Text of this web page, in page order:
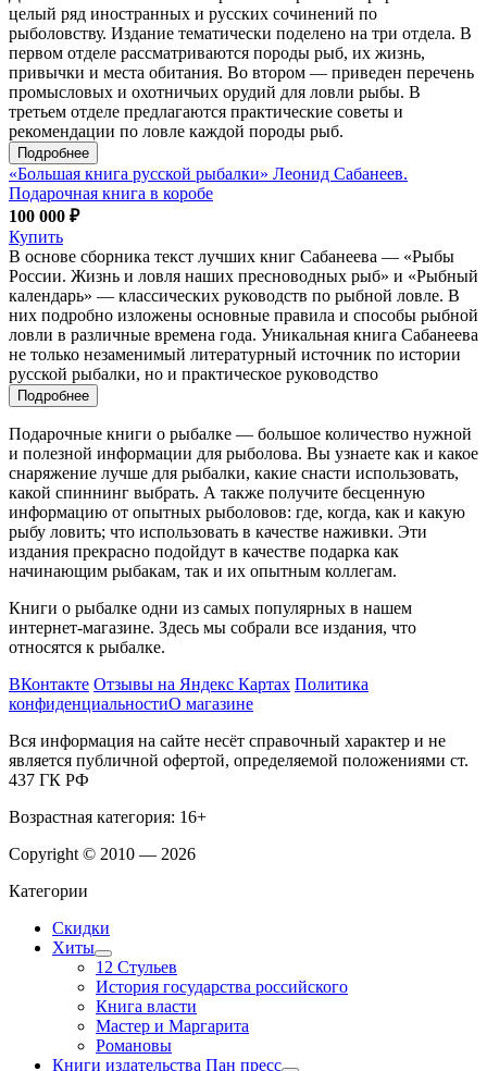
целый ряд иностранных и русских сочинений по
рыболовству. Издание тематически поделено на три отдела. В
первом отделе рассматриваются породы рыб, их жизнь,
привычки и места обитания. Во втором — приведен перечень
промысловых и охотничьих орудий для ловли рыбы. В
третьем отделе предлагаются практические советы и
рекомендации по ловле каждой породы рыб.
Подробнее
«Большая книга русской рыбалки» Леонид Сабанеев.
Подарочная книга в коробе
100 000 ₽
Купить
В основе сборника текст лучших книг Сабанеева — «Рыбы
России. Жизнь и ловля наших пресноводных рыб» и «Рыбный
календарь» — классических руководств по рыбной ловле. В
них подробно изложены основные правила и способы рыбной
ловли в различные времена года. Уникальная книга Сабанеева
не только незаменимый литературный источник по истории
русской рыбалки, но и практическое руководство
Подробнее
Подарочные книги о рыбалке — большое количество нужной
и полезной информации для рыболова. Вы узнаете как и какое
снаряжение лучше для рыбалки, какие снасти использовать,
какой спиннинг выбрать. А также получите бесценную
информацию от опытных рыболовов: где, когда, как и какую
рыбу ловить; что использовать в качестве наживки. Эти
издания прекрасно подойдут в качестве подарка как
начинающим рыбакам, так и их опытным коллегам.
Книги о рыбалке одни из самых популярных в нашем
интернет-магазине. Здесь мы собрали все издания, что
относятся к рыбалке.
ВКонтакте Отзывы на Яндекс Картах Политика
конфиденциальностиО магазине
Вся информация на сайте несёт справочный характер и не
является публичной офертой, определяемой положениями ст.
437 ГК РФ
Возрастная категория: 16+
Copyright © 2010 — 2026
Категории
Скидки
Хиты
12 Стульев
История государства российского
Книга власти
Мастер и Маргарита
Романовы
Книги издательства Пан пресс